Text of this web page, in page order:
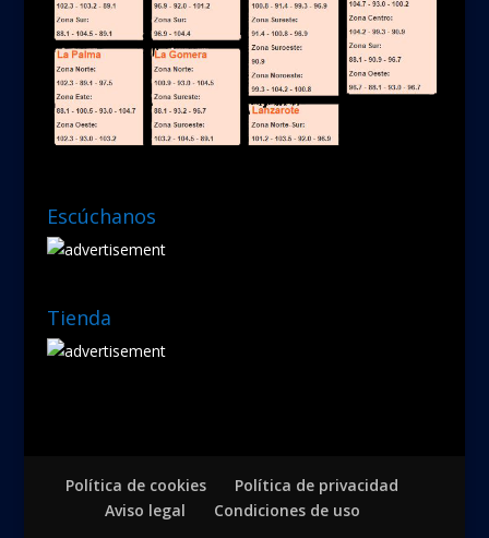
Escúchanos
Tienda
Política de cookies
Política de privacidad
Aviso legal
Condiciones de uso